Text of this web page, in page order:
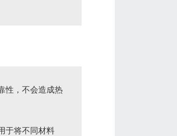
性，不会造成热
于将不同材料